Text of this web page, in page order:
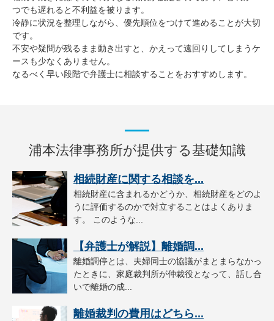
つでも遅れると不利益を被ります。
冷静に状況を整理しながら、優先順位をつけて進めることが大切
です。
不安や疑問が残るまま動き出すと、かえって遠回りしてしまうケ
ースも少なくありません。
なるべく早い段階で弁護士に相談することをおすすめします。
浦本法律事務所が提供する基礎知識
相続財産に関する相談を...
相続財産に含まれるかどうか、相続財産をどのよ
うに評価するのかで対立することはよくありま
す。 このような...
【弁護士が解説】離婚調...
離婚調停とは、夫婦同士の協議がまとまらなかっ
たときに、家庭裁判所が仲裁役となって、話し合
いで離婚の成...
離婚裁判の費用はどちら...